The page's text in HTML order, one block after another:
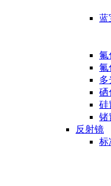
蓝
氟
氟
多
硒
硅
锗
反射镜
标